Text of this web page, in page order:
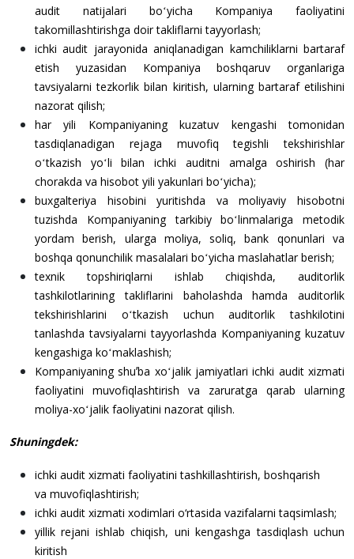
audit natijalari boʻyicha Kompaniya faoliyatini
takomillashtirishga doir takliflarni tayyorlash;
ichki audit jarayonida aniqlanadigan kamchiliklarni bartaraf
etish yuzasidan Kompaniya boshqaruv organlariga
tavsiyalarni tezkorlik bilan kiritish, ularning bartaraf etilishini
nazorat qilish;
har yili Kompaniyaning kuzatuv kengashi tomonidan
tasdiqlanadigan rejaga muvofiq tegishli tekshirishlar
oʻtkazish yoʻli bilan ichki auditni amalga oshirish (har
chorakda va hisobot yili yakunlari boʻyicha);
buxgalteriya hisobini yuritishda va moliyaviy hisobotni
tuzishda Kompaniyaning tarkibiy boʻlinmalariga metodik
yordam berish, ularga moliya, soliq, bank qonunlari va
boshqa qonunchilik masalalari boʻyicha maslahatlar berish;
texnik topshiriqlarni ishlab chiqishda, auditorlik
tashkilotlarining takliflarini baholashda hamda auditorlik
tekshirishlarini oʻtkazish uchun auditorlik tashkilotini
tanlashda tavsiyalarni tayyorlashda Kompaniyaning kuzatuv
kengashiga koʻmaklashish;
Kompaniyaning shuʼba xoʻjalik jamiyatlari ichki audit xizmati
faoliyatini muvofiqlashtirish va zaruratga qarab ularning
moliya-xoʻjalik faoliyatini nazorat qilish.
Shuningdek:
ichki audit xizmati faoliyatini tashkillashtirish, boshqarish
va muvofiqlashtirish;
ichki audit xizmati xodimlari o‘rtasida vazifalarni taqsimlash;
yillik rejani ishlab chiqish, uni kengashga tasdiqlash uchun
kiritish